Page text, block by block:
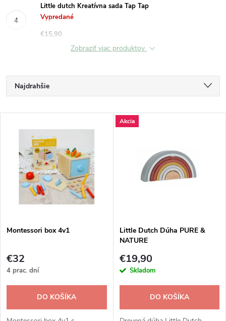
Little dutch Kreatívna sada Tap Tap
Vypredané
€15,90
Zobraziť viac produktov
R
a
e
p
r
o
Najdrahšie
Abecedne
V
s
p
r
Montessori box 4v1
€32
4 prac. dní
DO KOŠÍKA
Akcia
Little Dutch Dúha PURE &
NATURE
€19,90
Skladom
DO KOŠÍKA